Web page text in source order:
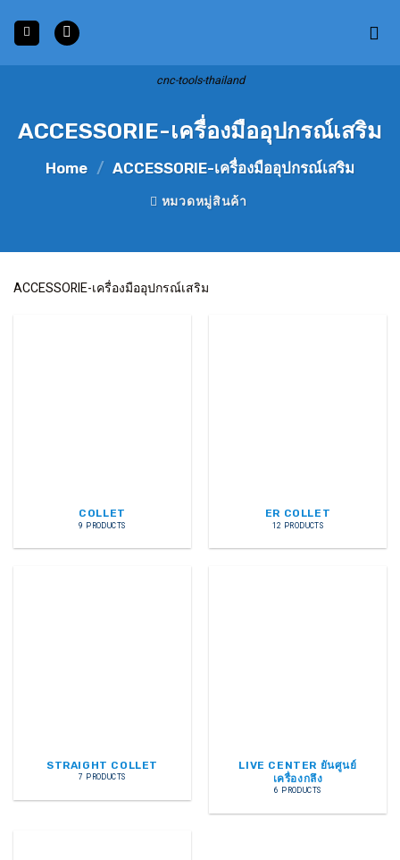
content
cnc-tools-thailand
ACCESSORIE-เครื่องมืออุปกรณ์เสริม
Home / ACCESSORIE-เครื่องมืออุปกรณ์เสริม
หมวดหมู่สินค้า
ACCESSORIE-เครื่องมืออุปกรณ์เสริม
COLLET
9 PRODUCTS
ER COLLET
12 PRODUCTS
STRAIGHT COLLET
7 PRODUCTS
LIVE CENTER ยันศูนย์
เครื่องกลึง
6 PRODUCTS